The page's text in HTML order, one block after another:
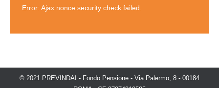
Error: Ajax nonce security check failed.
© 2021 PREVINDAI - Fondo Pensione - Via Palermo, 8 - 00184